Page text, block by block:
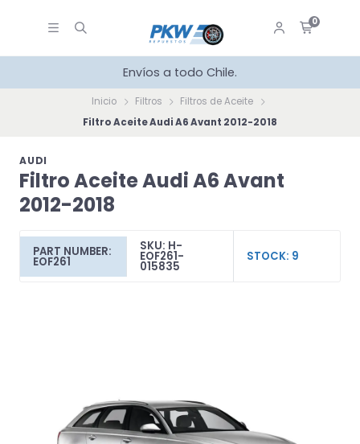
0
Envíos a todo Chile.
Inicio Filtros
Filtros de Aceite
Filtro Aceite Audi A6 Avant 2012-2018
AUDI
Filtro Aceite Audi A6 Avant
2012-2018
PART NUMBER:
EOF261
SKU: H-
EOF261-
015835
STOCK: 9